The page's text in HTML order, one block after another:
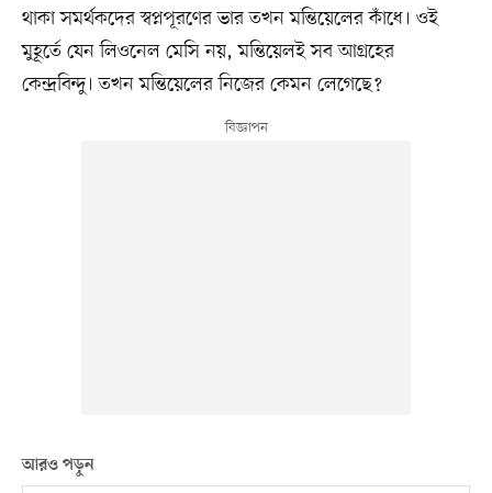
থাকা সমর্থকদের স্বপ্নপূরণের ভার তখন মন্তিয়েলের কাঁধে। ওই
মুহূর্তে যেন লিওনেল মেসি নয়, মন্তিয়েলই সব আগ্রহের
কেন্দ্রবিন্দু। তখন মন্তিয়েলের নিজের কেমন লেগেছে?
আরও পড়ুন